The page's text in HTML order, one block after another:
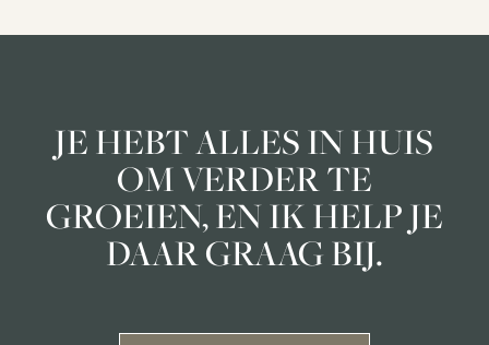
JE HEBT ALLES IN HUIS
OM VERDER TE
GROEIEN, EN IK HELP JE
DAAR GRAAG BIJ.